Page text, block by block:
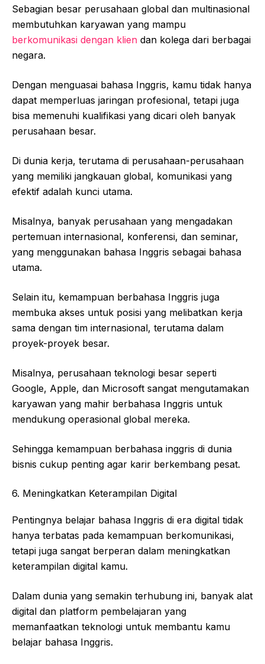
Sebagian besar perusahaan global dan multinasional
membutuhkan karyawan yang mampu
berkomunikasi dengan klien dan kolega dari berbagai
negara.
Dengan menguasai bahasa Inggris, kamu tidak hanya
dapat memperluas jaringan profesional, tetapi juga
bisa memenuhi kualifikasi yang dicari oleh banyak
perusahaan besar.
Di dunia kerja, terutama di perusahaan-perusahaan
yang memiliki jangkauan global, komunikasi yang
efektif adalah kunci utama.
Misalnya, banyak perusahaan yang mengadakan
pertemuan internasional, konferensi, dan seminar,
yang menggunakan bahasa Inggris sebagai bahasa
utama.
Selain itu, kemampuan berbahasa Inggris juga
membuka akses untuk posisi yang melibatkan kerja
sama dengan tim internasional, terutama dalam
proyek-proyek besar.
Misalnya, perusahaan teknologi besar seperti
Google, Apple, dan Microsoft sangat mengutamakan
karyawan yang mahir berbahasa Inggris untuk
mendukung operasional global mereka.
Sehingga kemampuan berbahasa inggris di dunia
bisnis cukup penting agar karir berkembang pesat.
6. Meningkatkan Keterampilan Digital
Pentingnya belajar bahasa Inggris di era digital tidak
hanya terbatas pada kemampuan berkomunikasi,
tetapi juga sangat berperan dalam meningkatkan
keterampilan digital kamu.
Dalam dunia yang semakin terhubung ini, banyak alat
digital dan platform pembelajaran yang
memanfaatkan teknologi untuk membantu kamu
belajar bahasa Inggris.